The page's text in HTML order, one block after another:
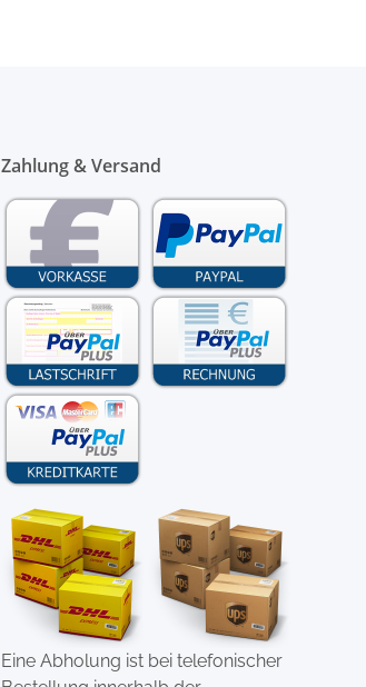
Zahlung & Versand
Eine Abholung ist bei telefonischer